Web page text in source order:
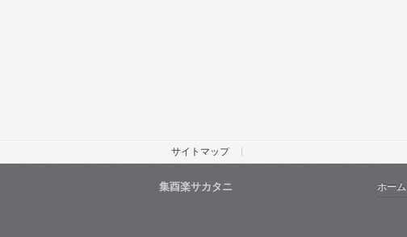
サイトマップ
集酉楽サカタニ ホーム